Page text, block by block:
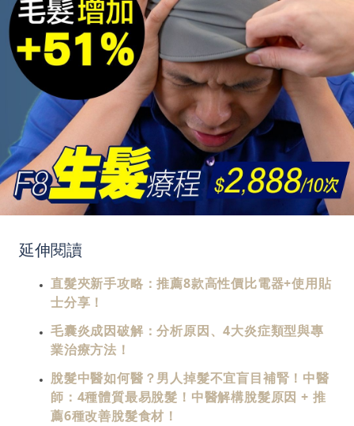
延伸閱讀
直髮夾新手攻略：推薦8款高性價比電器+使用貼
士分享！
毛囊炎成因破解：分析原因、4大炎症類型與專
業治療方法！
脫髮中醫如何醫？男人掉髮不宜盲目補腎！中醫
師：4種體質最易脫髮！中醫解構脫髮原因 + 推
薦6種改善脫髮食材！